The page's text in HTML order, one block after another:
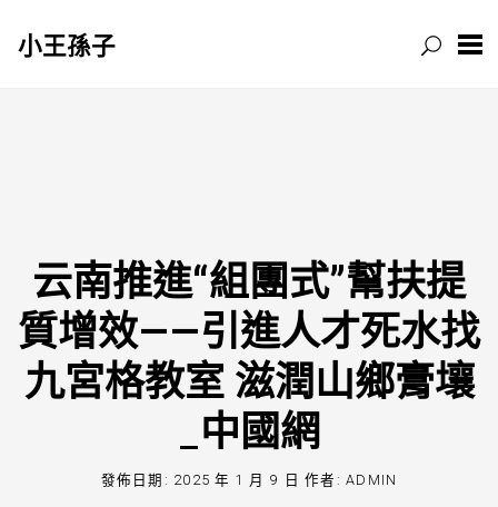
小王孫子
云南推進“組團式”幫扶提
質增效——引進人才死水找
九宮格教室 滋潤山鄉膏壤
_中國網
發佈日期: 2025 年 1 月 9 日 作者:ADMIN